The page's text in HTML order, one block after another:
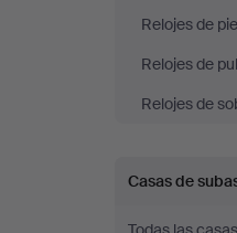
Relojes de pie
Relojes de
Relojes de
Casas de